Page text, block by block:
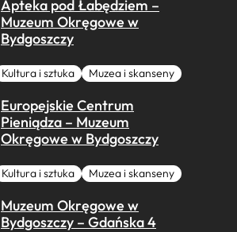
Apteka pod Łabędziem –
Muzeum Okręgowe w
Bydgoszczy
Kultura i sztuka Muzea i skanseny
Europejskie Centrum
Pieniądza – Muzeum
Okręgowe w Bydgoszczy
Kultura i sztuka Muzea i skanseny
Muzeum Okręgowe w
Bydgoszczy – Gdańska 4